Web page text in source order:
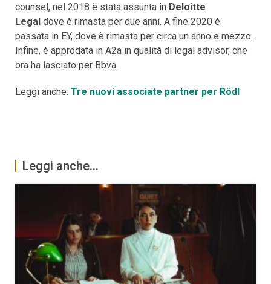
counsel, nel 2018 è stata assunta in Deloitte
Legal dove è rimasta per due anni. A fine 2020 è
passata in EY, dove è rimasta per circa un anno e mezzo.
Infine, è approdata in A2a in qualità di legal advisor, che
ora ha lasciato per Bbva.
Leggi anche: Tre nuovi associate partner per Rödl
Leggi anche...